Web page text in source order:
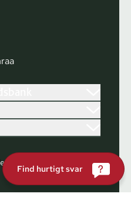
Find hurtigt svar